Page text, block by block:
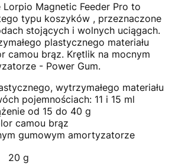
Magnetic Feeder Pro to
typu koszyków , przeznaczone
stojących i wolnych uciągach.
plastycznego materiału
camou brąz. Krętlik na mocnym
- Power Gum.
wytrzymałego materiału
pojemnościach: 11 i 15 ml
od 15 do 40 g
camou brąz
gumowym amortyzatorze
20 g